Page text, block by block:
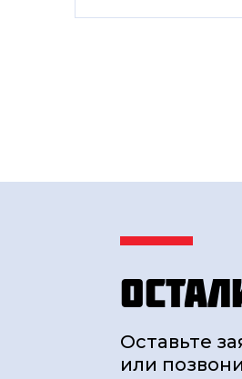
Оставьте
или